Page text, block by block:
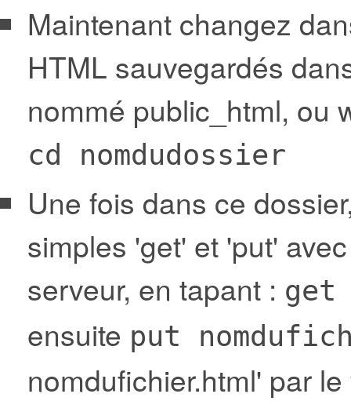
Maintenant changez
HTML sauvegardés
nommé public_html, ou
cd nomdudossier
Une fois dans ce
simples 'get' et 'put'
serveur, en tapant : get
ensuite put
nomdufichier.html' par